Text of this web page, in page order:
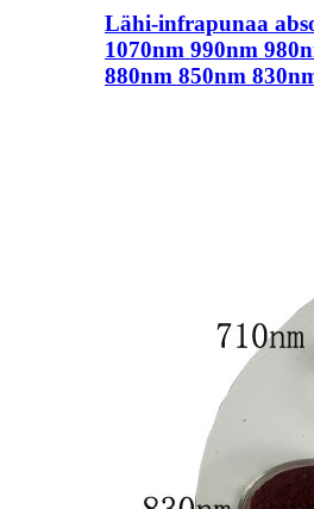
Lähi-infrapunaa
1070nm 990nm
880nm 850nm